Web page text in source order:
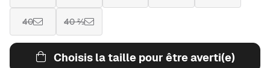
40 40 ⅔
Choisis la taille pour être averti(e)